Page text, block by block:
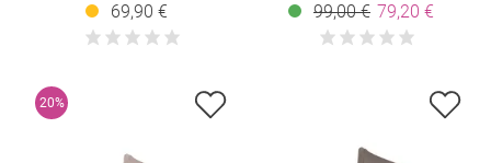
69,90 €
99,00 € 79,20 €
20%